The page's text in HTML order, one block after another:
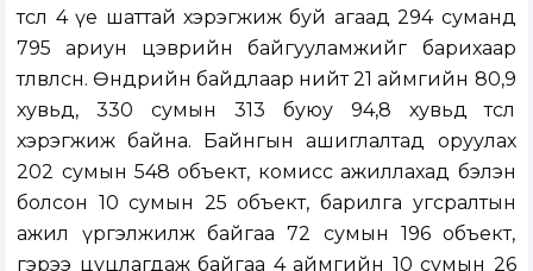
төсөл 4 үе шаттай хэрэгжиж буй агаад 294 суманд
795 ариун цэврийн байгууламжийг барихаар
төлөвлөсөн. Өнөөдрийн байдлаар нийт 21 аймгийн 80,9
хувьд, 330 сумын 313 буюу 94,8 хувьд төсөл
хэрэгжиж байна. Байнгын ашиглалтад оруулах
202 сумын 548 объект, комисс ажиллахад бэлэн
болсон 10 сумын 25 объект, барилга угсралтын
ажил үргэлжилж байгаа 72 сумын 196 объект,
гэрээ цуцлагдаж байгаа 4 аймгийн 10 сумын 26